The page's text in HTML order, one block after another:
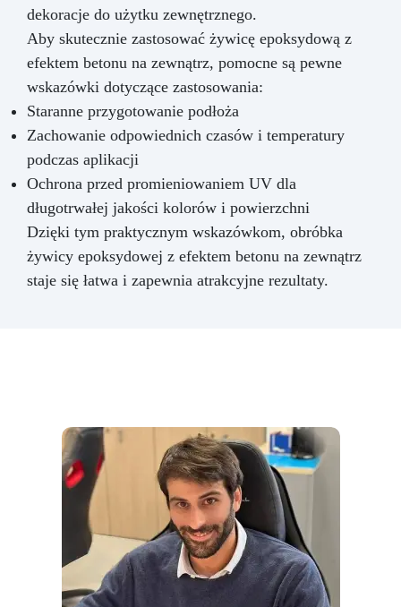
dekoracje do użytku zewnętrznego.
Aby skutecznie zastosować żywicę epoksydową z
efektem betonu na zewnątrz, pomocne są pewne
wskazówki dotyczące zastosowania:
Staranne przygotowanie podłoża
Zachowanie odpowiednich czasów i temperatury
podczas aplikacji
Ochrona przed promieniowaniem UV dla
długotrwałej jakości kolorów i powierzchni
Dzięki tym praktycznym wskazówkom, obróbka
żywicy epoksydowej z efektem betonu na zewnątrz
staje się łatwa i zapewnia atrakcyjne rezultaty.